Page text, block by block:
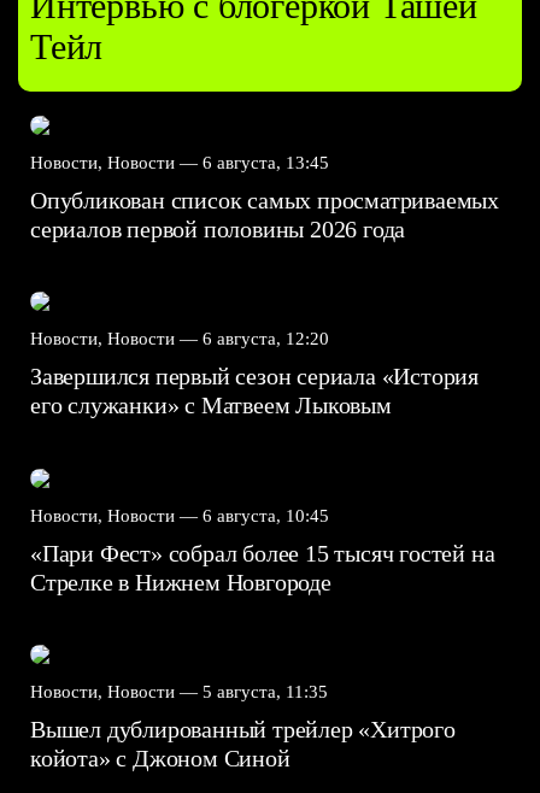
Тейл
Новости, Новости — 6 августа, 13:45
Опубликован список самых просматриваемых
сериалов первой половины 2026 года
Новости, Новости — 6 августа, 12:20
Завершился первый сезон сериала «История
его служанки» с Матвеем Лыковым
Новости, Новости — 6 августа, 10:45
«Пари Фест» собрал более 15 тысяч гостей на
Стрелке в Нижнем Новгороде
Новости, Новости — 5 августа, 11:35
Вышел дублированный трейлер «Хитрого
койота» с Джоном Синой